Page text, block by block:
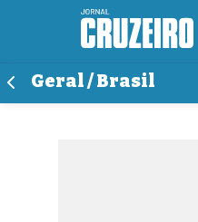
Geral / Brasil